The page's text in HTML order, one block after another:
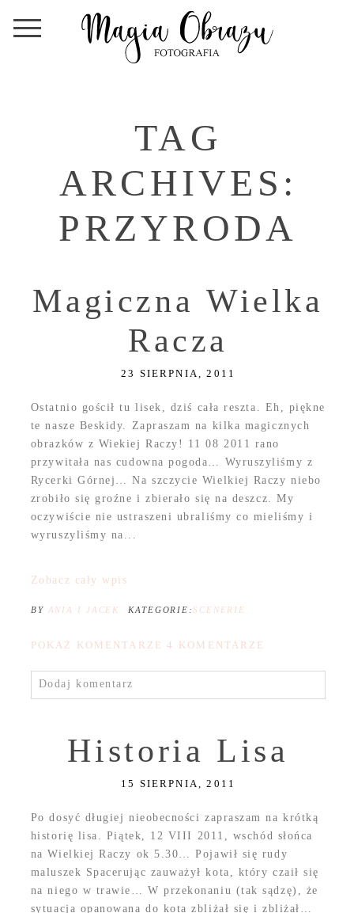
TAG
ARCHIVES:
PRZYRODA
Magiczna Wielka
Racza
23 SIERPNIA, 2011
Ostatnio gościł tu lisek, dziś cała reszta. Eh, piękne
te nasze Beskidy. Zapraszam na kilka magicznych
obrazków z Wiekiej Raczy! 11 08 2011 rano
przywitała nas cudowna pogoda… Wyruszyliśmy z
Rycerki Górnej… Na szczycie Wielkiej Raczy niebo
zrobiło się groźne i zbierało się na deszcz. My
oczywiście nie ustraszeni ubraliśmy co mieliśmy i
wyruszyliśmy na...
Zobacz cały wpis
BY ANIA I JACEK KATEGORIE:SCENERIE
POKAŻ KOMENTARZE4 KOMENTARZE
Dodaj komentarz
Historia Lisa
15 SIERPNIA, 2011
Po dosyć długiej nieobecności zapraszam na krótką
historię lisa. Piątek, 12 VIII 2011, wschód słońca
na Wielkiej Raczy ok 5.30… Pojawił się rudy
maluszek Spacerując zauważył kota, który czaił się
na niego w trawie… W przekonaniu (tak sądzę), że
sytuacja opanowana do kota zbliżał się i zbliżał…